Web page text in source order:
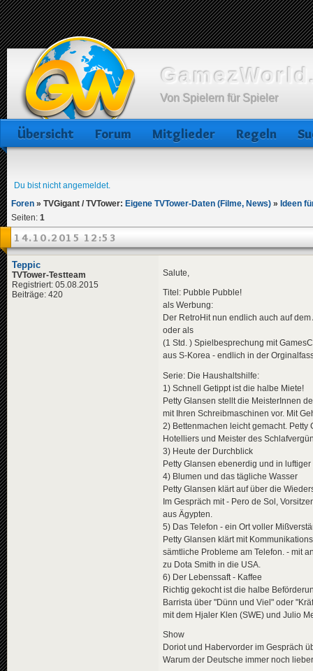
Von Spielern für Spieler
Übersicht Forum Mitglieder Regeln
Du bist nicht angemeldet.
Foren » TVGigant / TVTower: Eigene TVTower-Daten (Filme, News) » Ideen
Seiten: 1
14.10.2015 12:53
Teppic
TVTower-Testteam
Registriert: 05.08.2015
Beiträge: 420
Salute,
Titel: Pubble Pubble!
als Werbung:
Der RetroHit nun endlich auch auf dem
oder als
(1 Std. ) Spielbesprechung mit
aus S-Korea - endlich in der
Serie: Die Haushaltshilfe:
1) Schnell Getippt ist die halbe Miete!
Petty Glansen stellt die MeisterInnen
mit Ihren Schreibmaschinen vor. Mit
2) Bettenmachen leicht gemacht. Petty
Hotelliers und Meister des
3) Heute der Durchblick
Petty Glansen ebenerdig und in
4) Blumen und das tägliche Wasser
Petty Glansen klärt auf über die
Im Gespräch mit - Pero de Sol,
aus Ägypten.
5) Das Telefon - ein Ort voller
Petty Glansen klärt mit
sämtliche Probleme am Telefon. - mit
zu Dota Smith in die USA.
6) Der Lebenssaft - Kaffee
Richtig gekocht ist die halbe
Barrista über "Dünn und Viel" oder
mit dem Hjaler Klen (SWE) und Julio
Show
Doriot und Habervorder im Gespräch
Warum der Deutsche immer noch